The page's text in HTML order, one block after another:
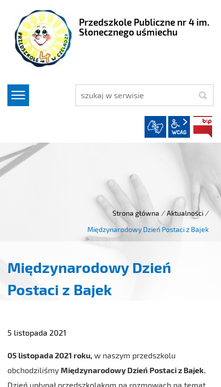
Przedszkole Publiczne nr 4 im.
Słonecznego uśmiechu
szukaj
wcag2.1
Strona główna / Aktualności /
Międzynarodowy Dzień Postaci z Bajek
Międzynarodowy Dzień
Postaci z Bajek
5 listopada 2021
05 listopada 2021 roku, w naszym przedszkolu
obchodziliśmy Międzynarodowy Dzień Postaci z Bajek.
Dzień upłynął przedszkolakom na rozmowach na temat